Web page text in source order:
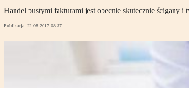
Handel pustymi fakturami jest obecnie skutecznie ścigany i
Publikacja: 22.08.2017 08:37